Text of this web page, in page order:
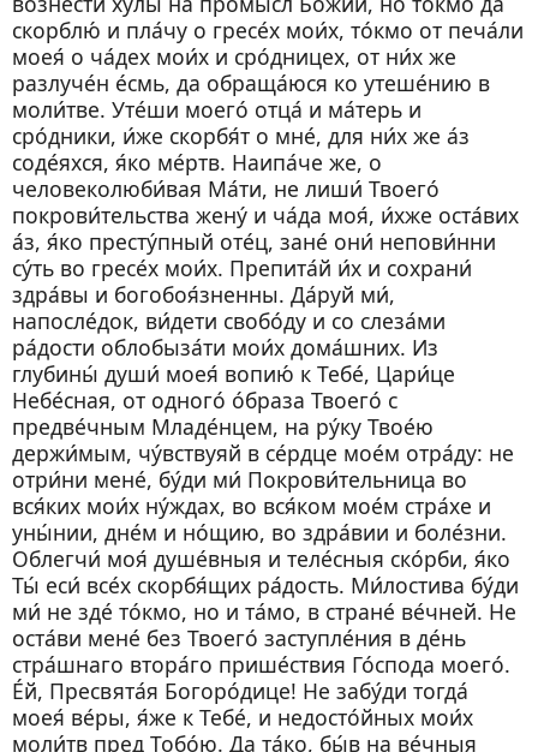
скорблю́ и пла́чу о гресе́х мои́х, то́кмо от печа́ли
моея́ о ча́дех мои́х и сро́дницех, от ни́х же
разлуче́н е́смь, да обраща́юся ко утеше́нию в
моли́тве. Уте́ши моего́ отца́ и ма́терь и
сро́дники, и́же скорбя́т о мне́, для ни́х же а́з
соде́яхся, я́ко ме́ртв. Наипа́че же, о
человеколюби́вая Ма́ти, не лиши́ Твоего́
покрови́тельства жену́ и ча́да моя́, и́хже оста́вих
а́з, я́ко престу́пный оте́ц, зане́ они́ непови́нни
су́ть во гресе́х мои́х. Препита́й и́х и сохрани́
здра́вы и богобоя́зненны. Да́руй ми́,
напосле́док, ви́дети свобо́ду и со слеза́ми
ра́дости облобыза́ти мои́х дома́шних. Из
глубины́ души́ моея́ вопию́ к Тебе́, Цари́це
Небе́сная, от одного́ о́браза Твоего́ с
предве́чным Младе́нцем, на ру́ку Твое́ю
держи́мым, чу́вствуяй в се́рдце мое́м отра́ду: не
отри́ни мене́, бу́ди ми́ Покрови́тельница во
вся́ких мои́х ну́ждах, во вся́ком мое́м стра́хе и
уны́нии, дне́м и но́щию, во здра́вии и боле́зни.
Облегчи́ моя́ душе́вныя и теле́сныя ско́рби, я́ко
Ты́ еси́ все́х скорбя́щих ра́дость. Ми́лостива бу́ди
ми́ не зде́ то́кмо, но и та́мо, в стране́ ве́чней. Не
оста́ви мене́ без Твоего́ заступле́ния в де́нь
стра́шнаго втора́го прише́ствия Го́спода моего́.
Е́й, Пресвята́я Богоро́дице! Не забу́ди тогда́
моея́ ве́ры, я́же к Тебе́, и недосто́йных мои́х
моли́тв пред Тобо́ю. Да та́ко, бы́в на ве́чныя